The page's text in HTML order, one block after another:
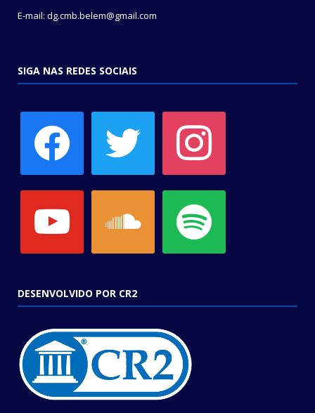
E-mail: dg.cmb.belem@gmail.com
SIGA NAS REDES SOCIAIS
DESENVOLVIDO POR CR2